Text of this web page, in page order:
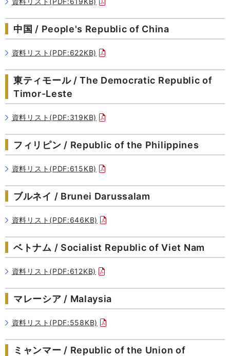
中国 / People's Republic of China
資料リスト(PDF:622KB)
東ティモール / The Democratic Republic of
Timor-Leste
資料リスト(PDF:319KB)
フィリピン / Republic of the Philippines
資料リスト(PDF:615KB)
ブルネイ / Brunei Darussalam
資料リスト(PDF:646KB)
ベトナム / Socialist Republic of Viet Nam
資料リスト(PDF:612KB)
マレーシア / Malaysia
資料リスト(PDF:558KB)
ミャンマー / Republic of the Union of